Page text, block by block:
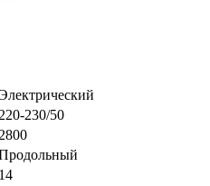
220-230/50
2800
14